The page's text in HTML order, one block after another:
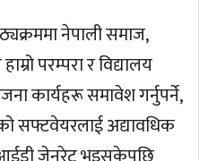
नेपाली समाज,
परम्परा र विद्यालय
कार्यहरू समावेश गर्नुपर्ने,
सफ्टवेयरलाई अद्यावधिक